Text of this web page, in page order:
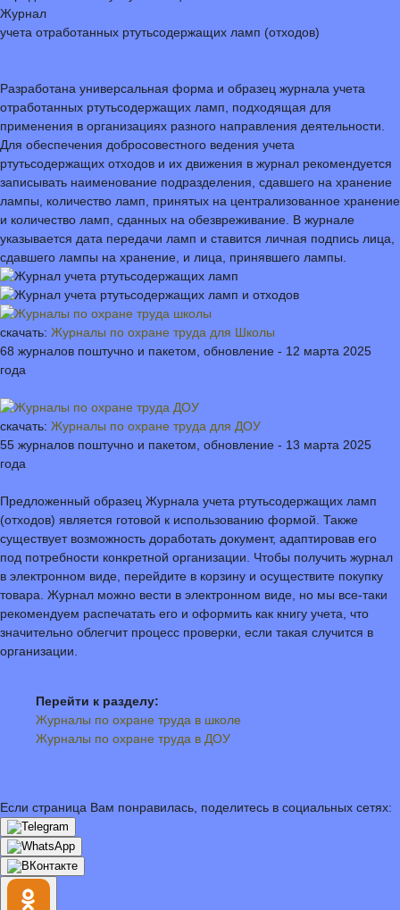
Журнал
учета отработанных ртутьсодержащих ламп (отходов)
Разработана универсальная форма и образец журнала учета
отработанных ртутьсодержащих ламп, подходящая для
применения в организациях разного направления деятельности.
Для обеспечения добросовестного ведения учета
ртутьсодержащих отходов и их движения в журнал рекомендуется
записывать наименование подразделения, сдавшего на хранение
лампы, количество ламп, принятых на централизованное хранение
и количество ламп, сданных на обезвреживание. В журнале
указывается дата передачи ламп и ставится личная подпись лица,
сдавшего лампы на хранение, и лица, принявшего лампы.
скачать: Журналы по охране труда для Школы
68 журналов поштучно и пакетом, обновление - 12 марта 2025
года
скачать: Журналы по охране труда для ДОУ
55 журналов поштучно и пакетом, обновление - 13 марта 2025
года
Предложенный образец Журнала учета ртутьсодержащих ламп
(отходов) является готовой к использованию формой. Также
существует возможность доработать документ, адаптировав его
под потребности конкретной организации. Чтобы получить журнал
в электронном виде, перейдите в корзину и осуществите покупку
товара. Журнал можно вести в электронном виде, но мы все-таки
рекомендуем распечатать его и оформить как книгу учета, что
значительно облегчит процесс проверки, если такая случится в
организации.
Перейти к разделу:
Журналы по охране труда в школе
Журналы по охране труда в ДОУ
Если страница Вам понравилась, поделитесь в социальных сетях: